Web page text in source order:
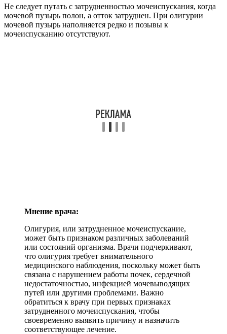
Не следует путать с затрудненностью мочеиспускания, когда
мочевой пузырь полон, а отток затруднен. При олигурии
мочевой пузырь наполняется редко и позывы к
мочеиспусканию отсутствуют.
Мнение врача:
Олигурия, или затрудненное мочеиспускание,
может быть признаком различных заболеваний
или состояний организма. Врачи подчеркивают,
что олигурия требует внимательного
медицинского наблюдения, поскольку может быть
связана с нарушением работы почек, сердечной
недостаточностью, инфекцией мочевыводящих
путей или другими проблемами. Важно
обратиться к врачу при первых признаках
затрудненного мочеиспускания, чтобы
своевременно выявить причину и назначить
соответствующее лечение.